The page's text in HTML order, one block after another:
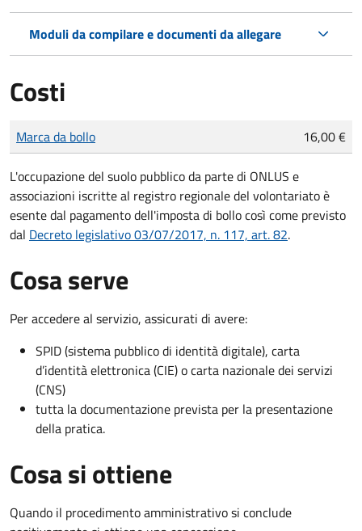
Moduli da compilare e documenti da allegare
Costi
Tipo di pagamento
Importo
Marca da bollo 16,00 €
L'occupazione del suolo pubblico da parte di ONLUS e
associazioni iscritte al registro regionale del volontariato è
esente dal pagamento dell'imposta di bollo così come previsto
dal Decreto legislativo 03/07/2017, n. 117, art. 82.
Cosa serve
Per accedere al servizio, assicurati di avere:
SPID (sistema pubblico di identità digitale), carta
d’identità elettronica (CIE) o carta nazionale dei servizi
(CNS)
tutta la documentazione prevista per la presentazione
della pratica.
Cosa si ottiene
Quando il procedimento amministrativo si conclude